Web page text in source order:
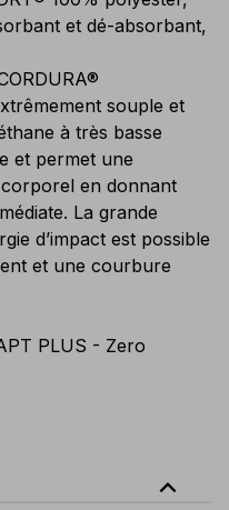
et dé-absorbant,
souple et
à très basse
et permet une
en donnant
La grande
d’impact est possible
et une courbure
PLUS - Zero
expand_less